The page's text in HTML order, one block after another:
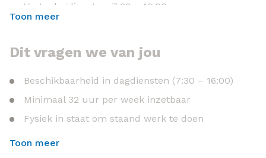
Vaste dagdiensten: 7:30 – 16:00
Opleiding en ontwikkeling om nieuwe
Toon meer
Dit vragen we van jou
Beschikbaarheid in dagdiensten (7:30 – 16:00)
Minimaal 32 uur per week inzetbaar
Fysiek in staat om staand werk te doen
Toon meer